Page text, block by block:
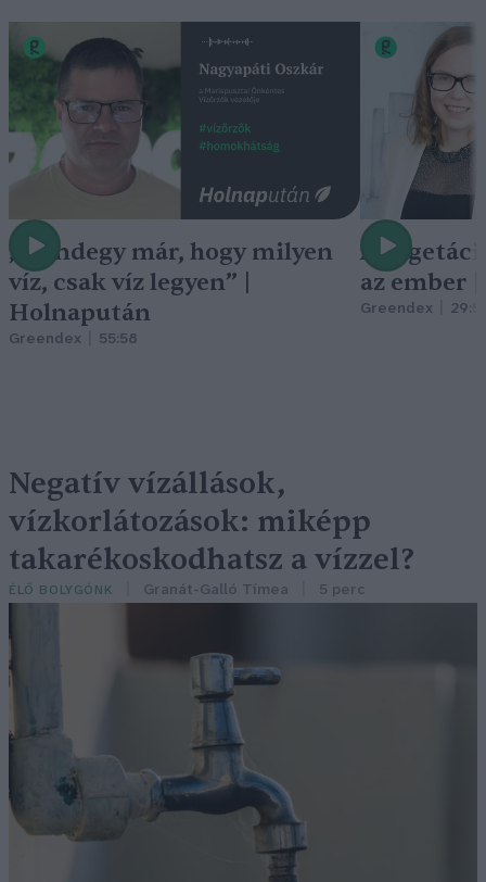
„Mindegy már, hogy milyen
víz, csak víz legyen” |
Holnapután
Greendex 55:58
A
az ember
Greendex
Negatív vízállások,
vízkorlátozások: miképp
takarékoskodhatsz a vízzel?
ÉLŐ BOLYGÓNK Granát-Galló Tímea 5 perc